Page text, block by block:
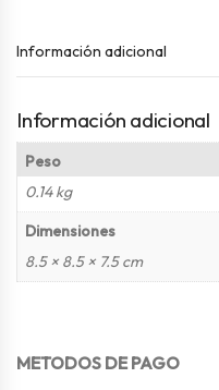
Información adicional
Información adicional
Peso
0.14 kg
Dimensiones
8.5 × 8.5 × 7.5 cm
METODOS DE PAGO